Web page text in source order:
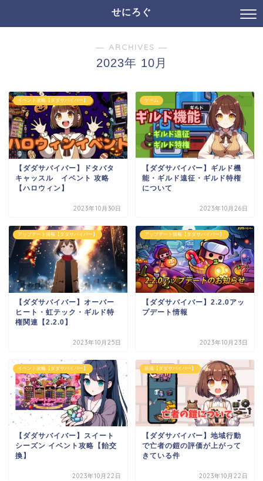
せにろぐ
― ARCHIVES ―
2023年 10月
イベント攻略【ダダサバイバー】
【ダダサバイバー】ドタバタ
キャッスル イベント 攻略
【ハロウィン】
2023年10月30日
ゲーム
【ダダサバイバー】ギルド機
能・ギルド遠征・ギルド特権
について
2023年10月26日
アップデート情報【ダダサバイバー】
【ダダサバイバー】オーバー
ヒート・虹テック・ギルド特
権関連【2.2.0】
2023年10月25日
アップデート情報【ダダサバイバー】
【ダダサバイバー】2.2.0アッ
プデート情報
2023年10月23日
イベント攻略【ダダサバイバー】
【ダダサバイバー】スイート
シーズン イベント攻略【飴交
換】
2023年10月22日
装備【ダダサバイバー】
【ダダサバイバー】地域行動
で亡者の鎧の評価が上がって
きている件
2023年10月22日